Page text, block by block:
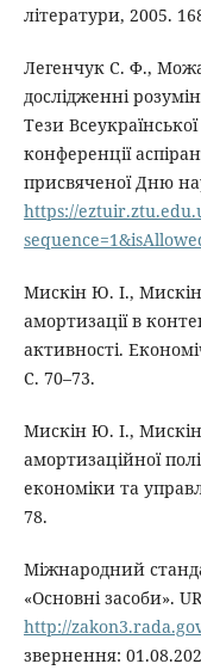
літератури, 2005.
Легенчук С. Ф.,
дослідженні
Тези
конференції
присвяченої Дню
https://
Мискін Ю. І.,
амортизації в
активності.
С. 70–73.
Мискін Ю. І.,
амортизаційної
економіки та
78.
Міжнародний
«Основні засоби».
http://
звернення: